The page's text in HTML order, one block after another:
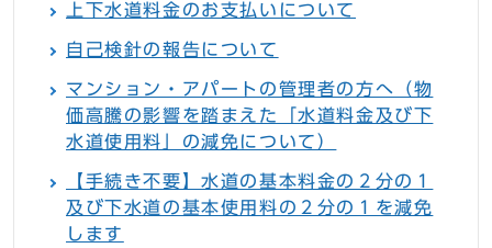
上下水道料金のお支払いについて
自己検針の報告について
マンション・アパートの管理者の方へ（物
価高騰の影響を踏まえた「水道料金及び下
水道使用料」の減免について）
【手続き不要】水道の基本料金の２分の１
及び下水道の基本使用料の２分の１を減免
します